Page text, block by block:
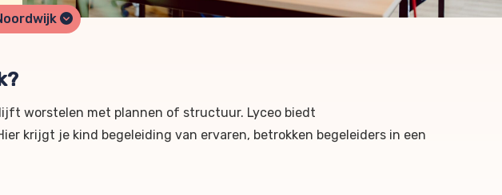
worstelen met plannen of structuur. Lyceo biedt
krijgt je kind begeleiding van ervaren, betrokken begeleiders in een